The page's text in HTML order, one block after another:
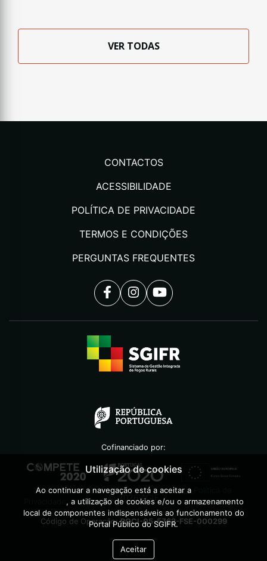
VER TODAS
CONTACTOS
ACESSIBILIDADE
POLÍTICA DE PRIVACIDADE
TERMOS E CONDIÇÕES
PERGUNTAS FREQUENTES
Cofinanciado por:
©2026 AGIF
Código de Operação:POCI-05-5762-FSE-000299
Utilização de cookies
Ao continuar a navegação está a aceitar a
, a utilização de cookies e/ou o armazenamento
local de componentes indispensáveis ao funcionamento do
Portal Público do SGIFR.
Aceitar